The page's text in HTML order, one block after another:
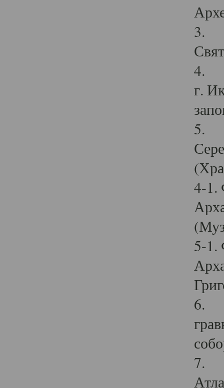
3.
4.
г.
5.
4-1.
5-1.
6.
7.